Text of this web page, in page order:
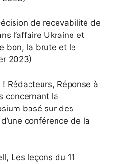
de recevabilité de
l’affaire Ukraine et
bon, la brute et le
2023)
! Rédacteurs, Réponse à
concernant la
basé sur des
conférence de la
Les leçons du 11